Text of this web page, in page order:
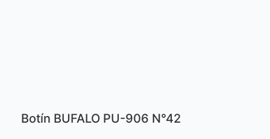
Botín BUFALO PU-906 N°42